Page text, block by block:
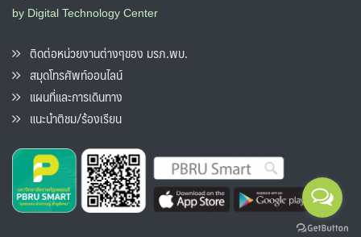
by Digital Technology Center
ติดต่อหน่วยงานต่างๆของ มรภ.พบ.
สมุดโทรศัพท์ออนไลน์
แผนที่และการเดินทาง
แนะนำติชม/ร้องเรียน